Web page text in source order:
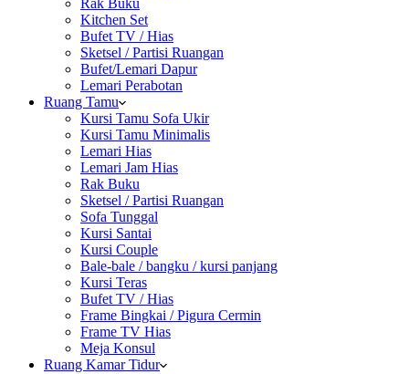
Rak Buku
Kitchen Set
Bufet TV / Hias
Sketsel / Partisi Ruangan
Bufet/Lemari Dapur
Lemari Perabotan
Ruang Tamu
Kursi Tamu Sofa Ukir
Kursi Tamu Minimalis
Lemari Hias
Lemari Jam Hias
Rak Buku
Sketsel / Partisi Ruangan
Sofa Tunggal
Kursi Santai
Kursi Couple
Bale-bale / bangku / kursi panjang
Kursi Teras
Bufet TV / Hias
Frame Bingkai / Pigura Cermin
Frame TV Hias
Meja Konsul
Ruang Kamar Tidur